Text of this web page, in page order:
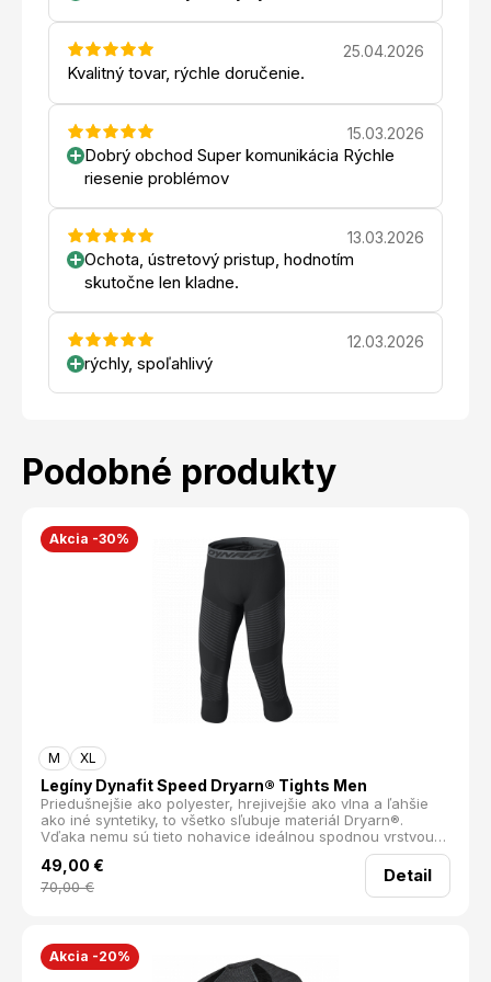
25.04.2026
Kvalitný tovar, rýchle doručenie.
15.03.2026
Dobrý obchod Super komunikácia Rýchle
riesenie problémov
13.03.2026
Ochota, ústretový pristup, hodnotím
skutočne len kladne.
12.03.2026
rýchly, spoľahlivý
Podobné produkty
Akcia -30%
M XL
Legíny Dynafit Speed Dryarn® Tights Men
Priedušnejšie ako polyester, hrejivejšie ako vlna a ľahšie
ako iné syntetiky, to všetko sľubuje materiál Dryarn®.
Vďaka nemu sú tieto nohavice ideálnou spodnou vrstvou
na rýchle a intenzívne tréningy a výšľapy, pretože odvádza
vlhkosť, rýchlo schne a udrží optimálnu teplotu tela.
Maximálne pružný materiál a bezšvová konštrukcia zaručia
že sa stanú druhou kožou ktorú na tele takmer nepocítite.
rýchloschnúce bezšvová konštrukcia reguluje optimálnu
telesnú teplotu Dryarn® - Elastan 3 %, Polyamide58 %,
49,00 €
70,00€
Detail
Akcia -20%